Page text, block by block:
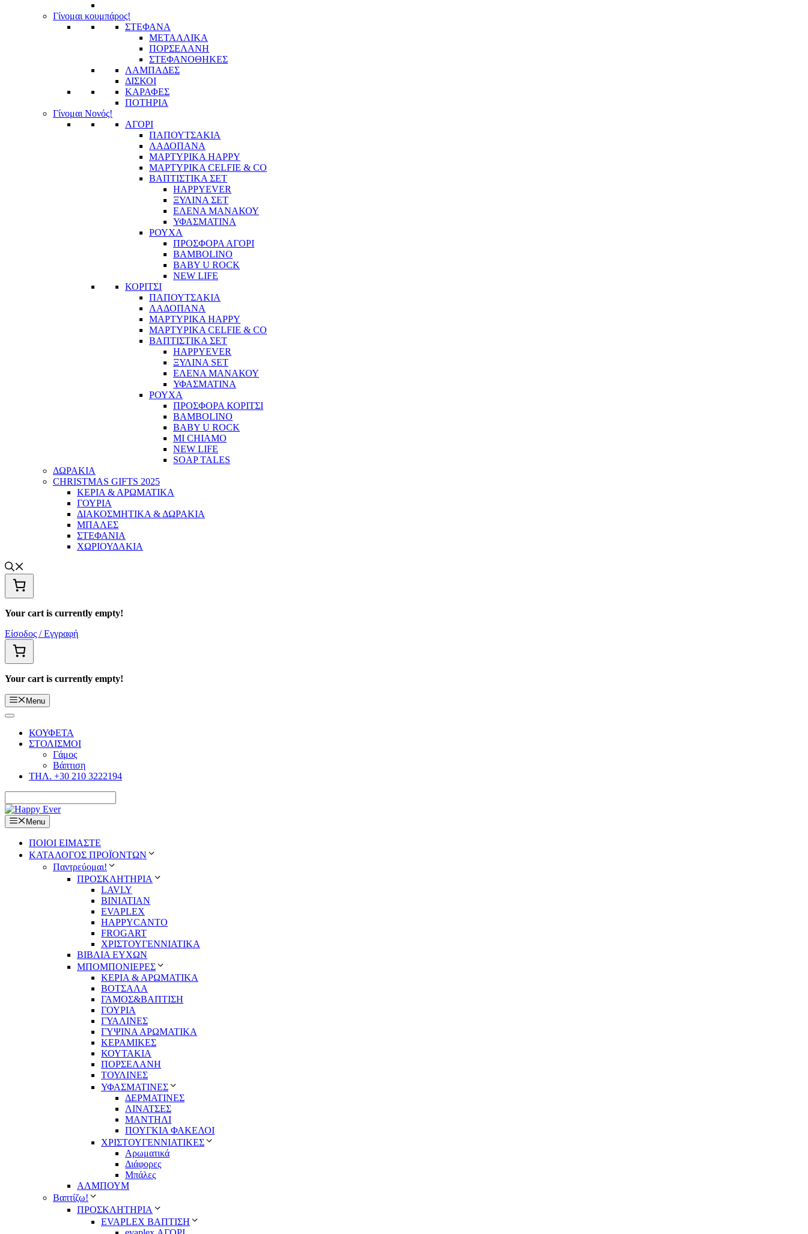
Γίνομαι κουμπάρος!
ΣΤΕΦΑΝΑ
ΜΕΤΑΛΛΙΚΑ
ΠΟΡΣΕΛΑΝΗ
ΣΤΕΦΑΝΟΘΗΚΕΣ
ΛΑΜΠΑΔΕΣ
ΔΙΣΚΟΙ
ΚΑΡΑΦΕΣ
ΠΟΤΗΡΙΑ
Γίνομαι Νονός!
ΑΓΟΡΙ
ΠΑΠΟΥΤΣΑΚΙΑ
ΛΑΔΟΠΑΝΑ
ΜΑΡΤΥΡΙΚΑ HAPPY
ΜΑΡΤΥΡΙΚΑ CELFIE & CO
ΒΑΠΤΙΣΤΙΚΑ ΣΕΤ
HAPPYEVER
ΞΥΛΙΝΑ ΣΕΤ
ΕΛΕΝΑ ΜΑΝΑΚΟΥ
ΥΦΑΣΜΑΤΙΝΑ
ΡΟΥΧΑ
ΠΡΟΣΦΟΡΑ ΑΓΟΡΙ
BAMBOLINO
BABY U ROCK
NEW LIFE
ΚΟΡΙΤΣΙ
ΠΑΠΟΥΤΣΑΚΙΑ
ΛΑΔΟΠΑΝΑ
ΜΑΡΤΥΡΙΚΑ HAPPY
ΜΑΡΤΥΡΙΚΑ CELFIE & CO
ΒΑΠΤΙΣΤΙΚΑ ΣΕΤ
HAPPYEVER
ΞΥΛΙΝΑ SET
ΕΛΕΝΑ ΜΑΝΑΚΟΥ
ΥΦΑΣΜΑΤΙΝΑ
ΡΟΥΧΑ
ΠΡΟΣΦΟΡΑ ΚΟΡΙΤΣΙ
BAMBOLINO
BABY U ROCK
MI CHIAMO
NEW LIFE
SOAP TALES
ΔΩΡΑΚΙΑ
CHRISTMAS GIFTS 2025
ΚΕΡΙΑ & ΑΡΩΜΑΤΙΚΑ
ΓΟΥΡΙΑ
ΔΙΑΚΟΣΜΗΤΙΚΑ & ΔΩΡΑΚΙΑ
ΜΠΑΛΕΣ
ΣΤΕΦΑΝΙΑ
ΧΩΡΙΟΥΔΑΚΙΑ
Your cart is currently empty!
Είσοδος / Εγγραφή
Your cart is currently empty!
Menu
ΚΟΥΦΕΤΑ
ΣΤΟΛΙΣΜΟΙ
Γάμος
Βάπτιση
ΤΗΛ. +30 210 3222194
Menu
ΠΟΙΟΙ ΕΙΜΑΣΤΕ
ΚΑΤΑΛΟΓΟΣ ΠΡΟΪΟΝΤΩΝ
Παντρεύομαι!
ΠΡΟΣΚΛΗΤΗΡΙΑ
LAVLY
BINIATIAN
EVAPLEX
HAPPYCANTO
FROGART
ΧΡΙΣΤΟΥΓΕΝΝΙΑΤΙΚΑ
ΒΙΒΛΙΑ ΕΥΧΩΝ
ΜΠΟΜΠΟΝΙΕΡΕΣ
ΚΕΡΙΑ & ΑΡΩΜΑΤΙΚΑ
ΒΟΤΣΑΛΑ
ΓΑΜΟΣ&ΒΑΠΤΙΣΗ
ΓΟΥΡΙΑ
ΓΥΑΛΙΝΕΣ
ΓΥΨΙΝΑ ΑΡΩΜΑΤΙΚΑ
ΚΕΡΑΜΙΚΕΣ
ΚΟΥΤΑΚΙΑ
ΠΟΡΣΕΛΑΝΗ
ΤΟΥΛΙΝΕΣ
ΥΦΑΣΜΑΤΙΝΕΣ
ΔΕΡΜΑΤΙΝΕΣ
ΛΙΝΑΤΣΕΣ
ΜΑΝΤΗΛΙ
ΠΟΥΓΚΙΑ ΦΑΚΕΛΟΙ
ΧΡΙΣΤΟΥΓΕΝΝΙΑΤΙΚΕΣ
Αρωματικά
Διάφορες
Μπάλες
ΑΛΜΠΟΥΜ
Βαπτίζω!
ΠΡΟΣΚΛΗΤΗΡΙΑ
EVAPLEX ΒΑΠΤΙΣΗ